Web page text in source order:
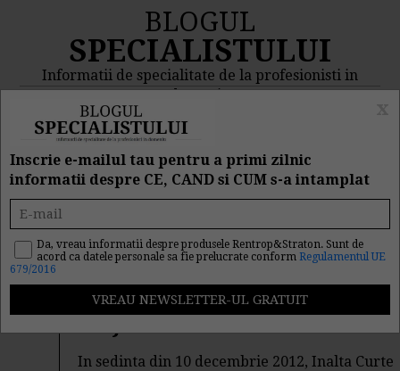
BLOGUL
SPECIALISTULUI
Informatii de specialitate de la profesionisti in
domeniu
MENIU
Rezultat cautare "nunta"
Cautarea facuta dupa cuvantul/sirul de cuvinte "nunta" a
returnat 792 articole.
In sedinta din 10 decembrie 2012, Inalta Curte
Inscrie e-mailul tau pentru a primi zilnic
informatii despre CE, CAND si CUM s-a intamplat
Da, vreau informatii despre produsele Rentrop&Straton. Sunt de
acord ca datele personale sa fie prelucrate conform Regulamentul UE
679/2016